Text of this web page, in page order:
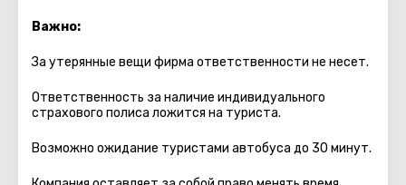
Важно:
За утерянные вещи фирма ответственности не несет.
Ответственность за наличие индивидуального
страхового полиса ложится на туриста.
Возможно ожидание туристами автобуса до 30 минут.